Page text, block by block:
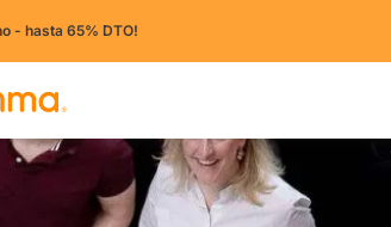
- hasta 65% DTO!